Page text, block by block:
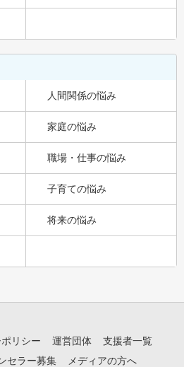
人間関係の悩み
家庭の悩み
職場・仕事の悩み
子育ての悩み
将来の悩み
リシー 運営団体
支援者一覧
セラー募集 メディアの方へ